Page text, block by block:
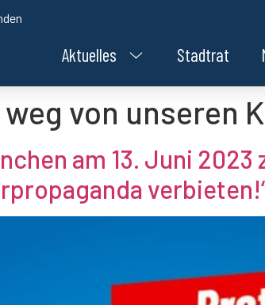
Aktuelles Stadtrat
weg von unseren
am 13. Juni 2023